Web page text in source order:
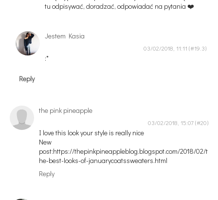
tu odpisywać, doradzać, odpowiadać na pytania ❤️
Jestem Kasia
03/02/2018, 11:11
:*
Reply
the pink pineapple
03/02/2018, 15:07
I love this look your style is really nice
New
post:https://thepinkpineappleblog.blogspot.com/2018/02/t
he-best-looks-of-januarycoatssweaters.html
Reply